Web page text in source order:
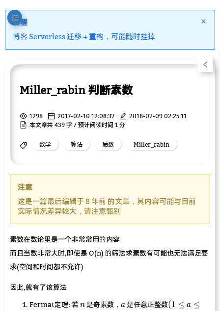
提醒
博客 Serverless 迁移 + 重构，可能随时挂掉
Miller_rabin 判断素数
1298 2017-02-10 12:08:37
2018-02-09 02:25:11
本文章共 439 字 / 预计阅读时间 1 分
数学 算法 质数 Miller_rabin
注意
这是一篇最后编辑于 8 年前 的文章，其内容可能与目前
实际情况差异较大，请注意甄别
素数在数论里是一个非常常用的内容
而且当数非常大时,即使是 O(n) 的筛法求素数有可能也无法满足要
求(空间和时间都不允许)
因此,就有了该算法
Fermat定理: 若n
n是奇素数， a
a是任意正整数(1≤
(1 ≤ a ≤